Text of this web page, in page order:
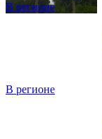
В регионе
В регионе